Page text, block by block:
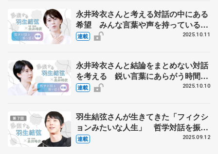
永井玲衣さんと考える対話の中にある
希望 みんな言葉や声を持っていると
いうシンプルな事実【後編】
連載 2025.10.11
永井玲衣さんと結論をまとめない対話
を考える 鋭い言葉にあらがう時間
【前編】
連載 2025.10.10
羽生結弦さんが生きてきた「フィクシ
ョンみたいな人生」 哲学対話を振り
返る【最終回】
連載 2025.09.12